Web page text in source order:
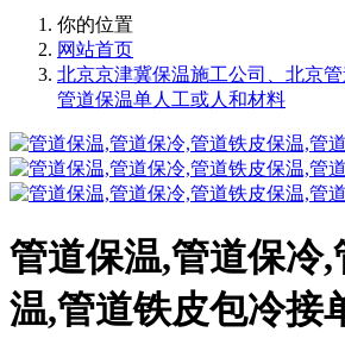
你的位置
网站首页
北京京津冀保温施工公司、北京
管道保温单人工或人和材料
管道保温,管道保冷
温,管道铁皮包冷接